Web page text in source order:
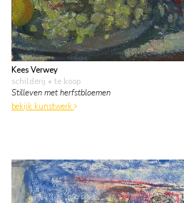
Kees Verwey
schilderij • te koop
Stilleven met herfstbloemen
bekijk kunstwerk